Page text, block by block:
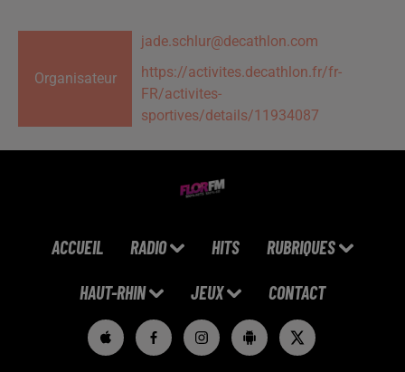
Organisateur
jade.schlur@decathlon.com
https://activites.decathlon.fr/fr-
FR/activites-
sportives/details/11934087
ACCUEIL RADIO HITS RUBRIQUES
HAUT-RHIN JEUX CONTACT